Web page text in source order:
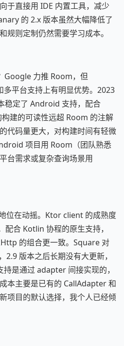
于直接用 IDE 内置工具，减少
的 2.x 版本虽然大幅降低了
规则定制仍然需要学习成本。
Google 力推 Room，但
平台支持上有明显优势。2023
稳定了 Android 支持，配合
建的可读性远超 Room 的注解
代码量更大，对构建时间有轻微
项目用 Room（团队熟悉
台需求或复杂查询场景用
位在动摇。Ktor client 的成熟度
合 Kotlin 协程的原生支持，
的组合更一致。Square 对
版本之后长期没有大更新，
是通过 adapter 间接实现的，
本主要是已有的 CallAdapter 和
项目的默认选择，我个人已经倾